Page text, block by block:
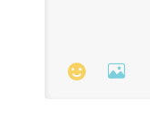
 